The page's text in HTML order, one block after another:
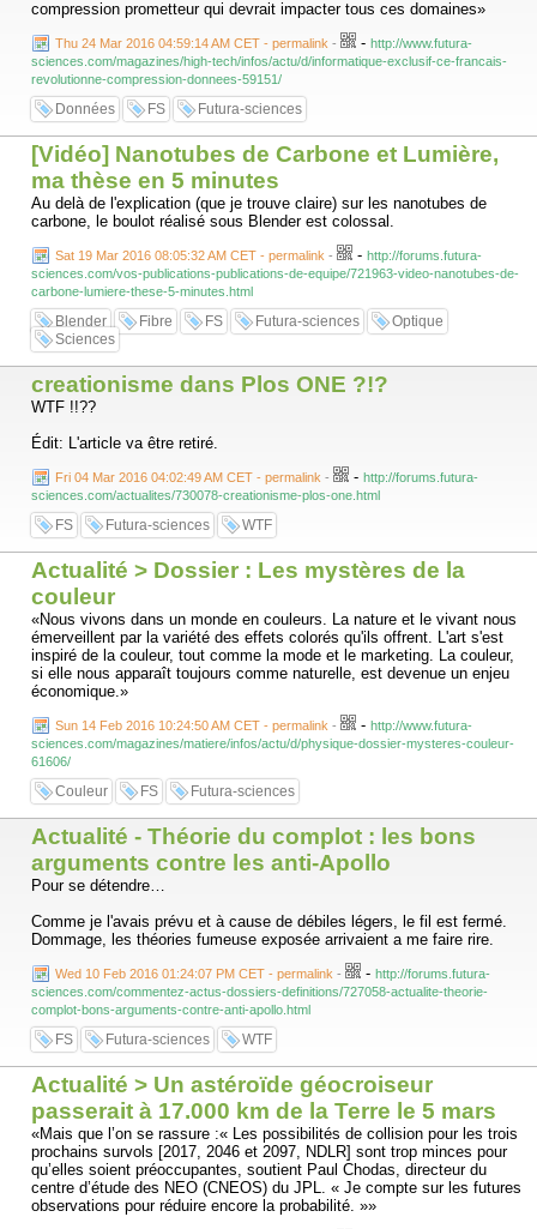
compression prometteur qui devrait impacter tous ces domaines»
Thu 24 Mar 2016 04:59:14 AM CET - permalink - - http://www.futura-
sciences.com/magazines/high-tech/infos/actu/d/informatique-exclusif-ce-francais-
revolutionne-compression-donnees-59151/
Données FS Futura-sciences
[Vidéo] Nanotubes de Carbone et Lumière,
ma thèse en 5 minutes
Au delà de l'explication (que je trouve claire) sur les nanotubes de
carbone, le boulot réalisé sous Blender est colossal.
Sat 19 Mar 2016 08:05:32 AM CET - permalink - - http://forums.futura-
sciences.com/vos-publications-publications-de-equipe/721963-video-nanotubes-de-
carbone-lumiere-these-5-minutes.html
Blender Fibre FS Futura-sciences
Optique
Sciences
creationisme dans Plos ONE ?!?
WTF !!??
Édit: L'article va être retiré.
Fri 04 Mar 2016 04:02:49 AM CET - permalink - - http://forums.futura-
sciences.com/actualites/730078-creationisme-plos-one.html
FS Futura-sciences WTF
Actualité > Dossier : Les mystères de la
couleur
«Nous vivons dans un monde en couleurs. La nature et le vivant nous
émerveillent par la variété des effets colorés qu'ils offrent. L'art s'est
inspiré de la couleur, tout comme la mode et le marketing. La couleur,
si elle nous apparaît toujours comme naturelle, est devenue un enjeu
économique.»
Sun 14 Feb 2016 10:24:50 AM CET - permalink - - http://www.futura-
sciences.com/magazines/matiere/infos/actu/d/physique-dossier-mysteres-couleur-
61606/
Couleur FS Futura-sciences
Actualité - Théorie du complot : les bons
arguments contre les anti-Apollo
Pour se détendre…
Comme je l'avais prévu et à cause de débiles légers, le fil est fermé.
Dommage, les théories fumeuse exposée arrivaient a me faire rire.
Wed 10 Feb 2016 01:24:07 PM CET - permalink - - http://forums.futura-
sciences.com/commentez-actus-dossiers-definitions/727058-actualite-theorie-
complot-bons-arguments-contre-anti-apollo.html
FS Futura-sciences WTF
Actualité > Un astéroïde géocroiseur
passerait à 17.000 km de la Terre le 5 mars
«Mais que l’on se rassure :« Les possibilités de collision pour les trois
prochains survols [2017, 2046 et 2097, NDLR] sont trop minces pour
qu’elles soient préoccupantes, soutient Paul Chodas, directeur du
centre d’étude des NEO (CNEOS) du JPL. « Je compte sur les futures
observations pour réduire encore la probabilité. »»